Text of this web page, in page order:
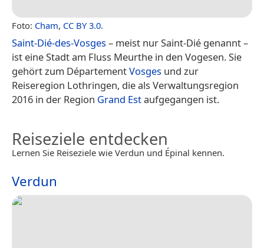
Foto: Cham, CC BY 3.0.
Saint-Dié-des-Vosges– meist nur Saint-Dié genannt –
ist eine Stadt am Fluss Meurthe in den Vogesen. Sie
gehört zum DépartementVosges und zur
Reiseregion Lothringen, die als Verwaltungsregion
2016 in der Region Grand Estaufgegangen ist.
Reiseziele entdecken
Lernen Sie Reiseziele wie Verdun und Épinal kennen.
Verdun